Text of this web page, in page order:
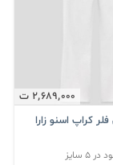
2٬689٬000 ت
کراپ اسنو زارا
5 سایز